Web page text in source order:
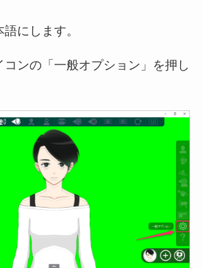
にします。
ンの「一般オプション」を押し